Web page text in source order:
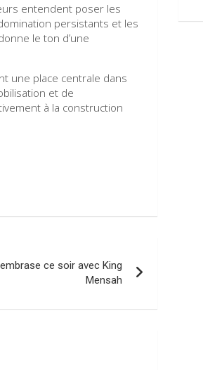
entendent poser les
persistants et les
le ton d’une
une place centrale dans
et de
à la construction
ce soir avec King
Mensah